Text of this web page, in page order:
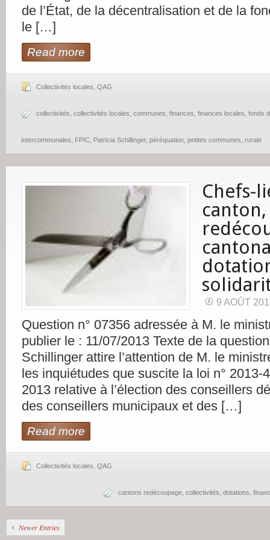
de l’État, de la décentralisation et de la
le […]
Read more
Collectivités locales QAG
collectivités collectivités locales communes finances finances locales fonds
intercommunales FPIC Patricia Schillinger, péréquation petites communes rurale
Chefs-
canton,
9 AOÛT
Question n° 07356 adressée à M. le
publier le : 11/07/2013 Texte de la
Schillinger attire l’attention de M. le
les inquiétudes que suscite la loi n° 2013-
2013 relative à l’élection des conseillers
des conseillers municipaux et des […]
Read more
Collectivités locales QAG
cantons redécoupage collectivités dotations
Newer Entries